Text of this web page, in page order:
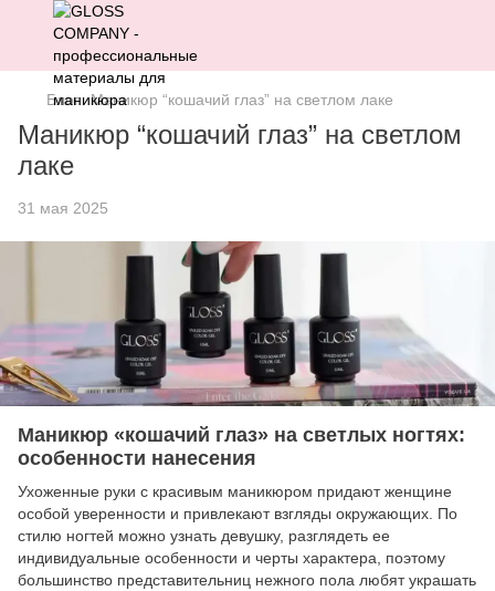
Блог Маникюр “кошачий глаз” на светлом лаке
Маникюр “кошачий глаз” на светлом
лаке
31 мая 2025
Маникюр «кошачий глаз» на светлых ногтях:
особенности нанесения
Ухоженные руки с красивым маникюром придают женщине
особой уверенности и привлекают взгляды окружающих. По
стилю ногтей можно узнать девушку, разглядеть ее
индивидуальные особенности и черты характера, поэтому
большинство представительниц нежного пола любят украшать